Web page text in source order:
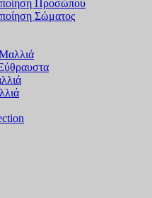
Προσώπου
Σώματος